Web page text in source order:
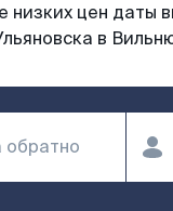
цен даты
в